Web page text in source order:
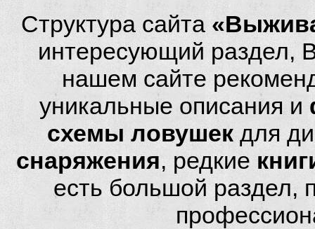
Структура сайта
интересующий раздел,
нашем сайте
уникальные описания и
схемы ловушек для
снаряжения, редкие
есть большой